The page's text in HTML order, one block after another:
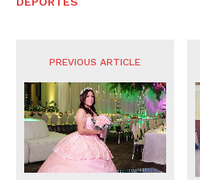
PREVIOUS ARTICLE